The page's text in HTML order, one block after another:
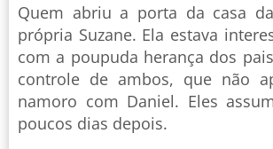
Quem abriu a porta da casa
própria Suzane. Ela estava
com a poupuda herança dos
controle de ambos, que não
namoro com Daniel. Eles
poucos dias depois.